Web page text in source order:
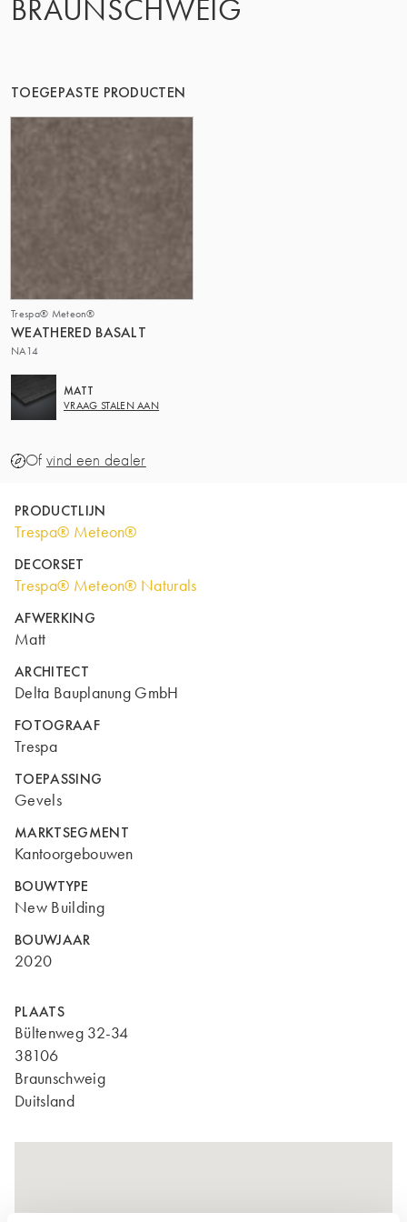
BRAUNSCHWEIG
TOEGEPASTE PRODUCTEN
Trespa® Meteon®
WEATHERED BASALT
NA14
MATT
VRAAG STALEN AAN
Of vind een dealer
PRODUCTLIJN
Trespa® Meteon®
DECORSET
Trespa® Meteon® Naturals
AFWERKING
Matt
ARCHITECT
Delta Bauplanung GmbH
FOTOGRAAF
Trespa
TOEPASSING
Gevels
MARKTSEGMENT
Kantoorgebouwen
BOUWTYPE
New Building
BOUWJAAR
2020
PLAATS
Bültenweg 32-34
38106
Braunschweig
Duitsland